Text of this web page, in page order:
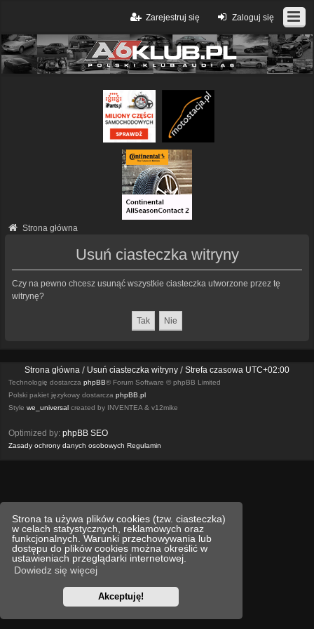
Strona ta używa plików cookies (tzw. ciasteczka)
w celach statystycznych, reklamowych oraz
funkcjonalnych. Warunki przechowywania lub
dostępu do plików cookies można określić w
ustawieniach przeglądarki internetowej.
Dowiedz się więcej
Akceptuję!
Zaloguj się
Zarejestruj się
Strona główna
Usuń ciasteczka witryny
Czy na pewno chcesz usunąć wszystkie ciasteczka utworzone przez tę
witrynę?
Strona główna Usuń ciasteczka witryny Strefa czasowa UTC+02:00
Technologię dostarcza phpBB® Forum Software © phpBB Limited
Polski pakiet językowy dostarcza phpBB.pl
Style we_universal created by INVENTEA & v12mike
Optimized by: phpBB SEO
Zasady ochrony danych osobowych Regulamin